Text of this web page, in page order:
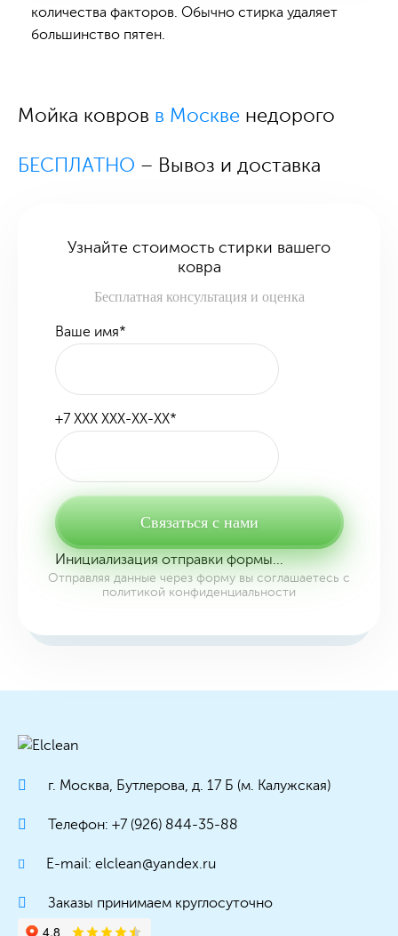
количества факторов. Обычно стирка удаляет
большинство пятен.
Мойка ковров в Москве недорого
БЕСПЛАТНО – Вывоз и доставка
Узнайте стоимость стирки вашего
ковра
Бесплатная консультация и оценка
Ваше имя*
+7 XXX XXX-XX-XX*
Связаться с нами
Инициализация отправки формы...
Отправляя данные через форму вы соглашаетесь с
политикой конфиденциальности
г. Москва, Бутлерова, д. 17 Б (м. Калужская)
Телефон: +7 (926) 844-35-88
E-mail: elclean@yandex.ru
Заказы принимаем круглосуточно